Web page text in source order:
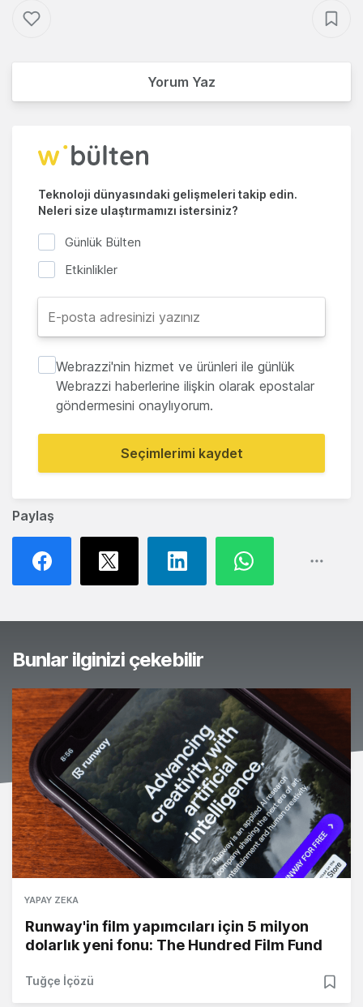
Paylaş
Yorum Yaz
Teknoloji dünyasındaki gelişmeleri takip edin.
Neleri size ulaştırmamızı istersiniz?
Günlük Bülten
Etkinlikler
Webrazzi'nin hizmet ve ürünleri ile günlük
Webrazzi haberlerine ilişkin olarak epostalar
göndermesini onaylıyorum.
Seçimlerimi kaydet
Bunlar ilginizi çekebilir
YAPAY ZEKA
Runway'in film yapımcıları için 5 milyon
dolarlık yeni fonu: The Hundred Film Fund
Tuğçe İçözü